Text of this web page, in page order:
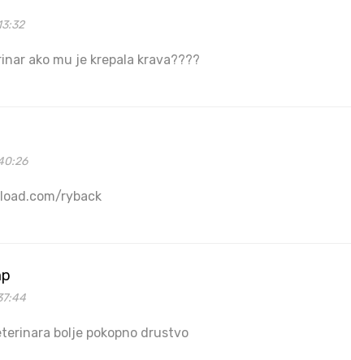
ako mu je krepala krava????
ryback
bolje pokopno drustvo